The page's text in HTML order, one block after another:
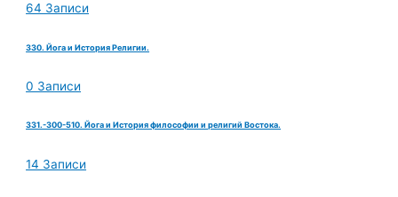
64 Записи
330. Йога и История Религии.
0 Записи
331.-300-510. Йога и История философии и религий Востока.
14 Записи